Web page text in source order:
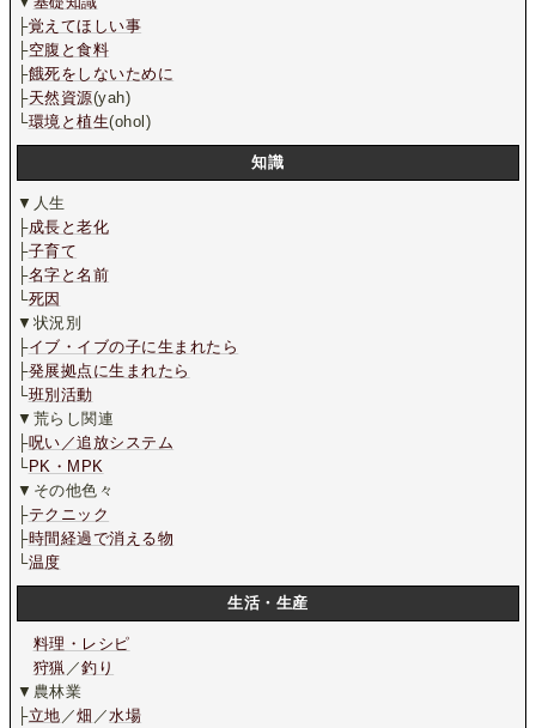
├覚えてほしい事
├空腹と食料
├餓死をしないために
├天然資源(yah)
└環境と植生(ohol)
知識
▼人生
├成長と老化
├子育て
├名字と名前
└死因
▼状況別
├イブ・イブの子に生まれたら
├発展拠点に生まれたら
└班別活動
▼荒らし関連
├呪い／追放システム
└PK・MPK
▼その他色々
├テクニック
├時間経過で消える物
└温度
生活・生産
料理・レシピ
狩猟 ／釣り
▼農林業
├立地 ／畑 ／水場